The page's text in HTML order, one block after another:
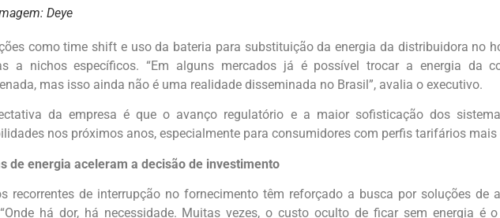
Deye
como time shift e uso da bateria para substituição da energia da distribuidora no
a nichos específicos. “Em alguns mercados já é possível trocar a energia da
mas isso ainda não é uma realidade disseminada no Brasil”, avalia o executivo.
da empresa é que o avanço regulatório e a maior sofisticação dos
nos próximos anos, especialmente para consumidores com perfis tarifários mais
de energia aceleram a decisão de investimento
recorrentes de interrupção no fornecimento têm reforçado a busca por soluções de
há dor, há necessidade. Muitas vezes, o custo oculto de ficar sem energia é